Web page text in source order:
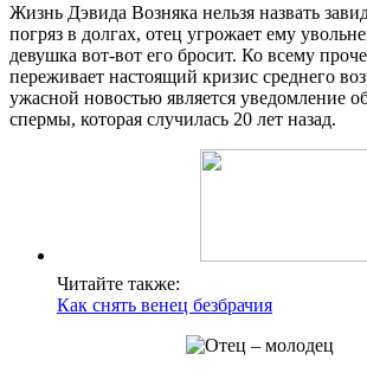
Жизнь Дэвида Возняка нельзя назвать
погряз в долгах, отец угрожает ему
девушка вот-вот его бросит. Ко всему
переживает настоящий кризис среднего
ужасной новостью является уведомление
спермы, которая случилась 20 лет назад.
Читайте также:
Как снять венец безбрачия